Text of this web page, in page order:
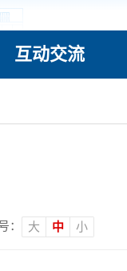
互动交流
： 大 中 小